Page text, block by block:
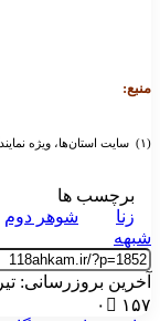
برچسب ها
زنا
شوهر دوم
بروزرسانی: تیر ۳, ۱۴۰۲
۰